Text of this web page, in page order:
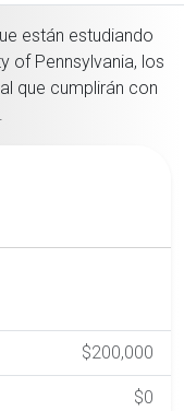
están estudiando
of Pennsylvania, los
que cumplirán con
$200,000
$0